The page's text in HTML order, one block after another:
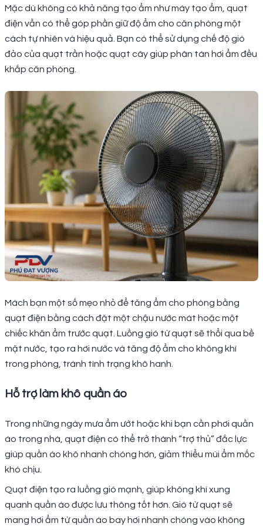
Mặc dù không có khả năng tạo ẩm như máy tạo ẩm, quạt
điện vẫn có thể góp phần giữ độ ẩm cho căn phòng một
cách tự nhiên và hiệu quả. Bạn có thể sử dụng chế độ gió
đảo của quạt trần hoặc quạt cây giúp phân tán hơi ẩm đều
khắp căn phòng.
Mách bạn một số mẹo nhỏ để tăng ẩm cho phòng bằng
quạt điện bằng cách đặt một chậu nước mát hoặc một
chiếc khăn ẩm trước quạt. Luồng gió từ quạt sẽ thổi qua bề
mặt nước, tạo ra hơi nước và tăng độ ẩm cho không khí
trong phòng, tránh tình trạng khô hanh.
Hỗ trợ làm khô quần áo
Trong những ngày mưa ẩm ướt hoặc khi bạn cần phơi quần
áo trong nhà, quạt điện có thể trở thành “trợ thủ” đắc lực
giúp quần áo khô nhanh chóng hơn, giảm thiểu mùi ẩm mốc
khó chịu.
Quạt điện tạo ra luồng gió mạnh, giúp không khí xung
quanh quần áo được lưu thông tốt hơn. Gió từ quạt sẽ
mang hơi ẩm từ quần áo bay hơi nhanh chóng vào không